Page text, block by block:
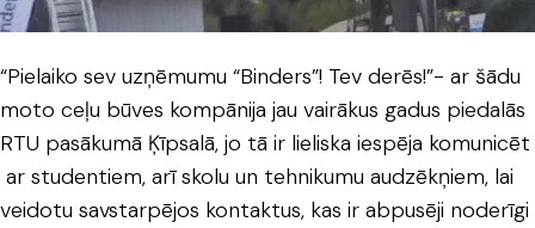
“Pielaiko sev uzņēmumu “Binders”! Tev derēs!”- ar šādu
moto ceļu būves kompānija jau vairākus gadus piedalās
RTU pasākumā Ķīpsalā, jo tā ir lieliska iespēja komunicēt
ar studentiem, arī skolu un tehnikumu audzēkņiem, lai
veidotu savstarpējos kontaktus, kas ir abpusēji noderīgi